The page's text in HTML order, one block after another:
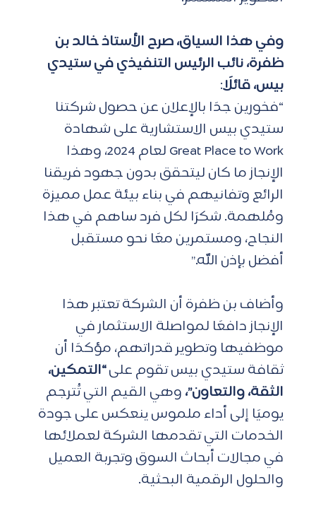
وفي هذا السياق، صرح الأستاذ خالد بن
ظفرة، نائب الرئيس التنفيذي في ستيدي
بيس، قائلًا:
“فخورين جدًا بالإعلان عن حصول شركتنا
ستيدي بيس الاستشارية على شهادة
Great Place to Work لعام 2024، وهذا
الإنجاز ما كان ليتحقق بدون جهود فريقنا
الرائع وتفانيهم في بناء بيئة عمل مميزة
ومُلهمة. شكرًا لكل فرد ساهم في هذا
النجاح، ومستمرين معًا نحو مستقبل
أفضل بإذن الله.”
وأضاف بن ظفرة أن الشركة تعتبر هذا
الإنجاز دافعًا لمواصلة الاستثمار في
موظفيها وتطوير قدراتهم، مؤكدًا أن
ثقافة ستيدي بيس تقوم على “التمكين،
الثقة، والتعاون”، وهي القيم التي تُترجم
يوميًا إلى أداء ملموس ينعكس على جودة
الخدمات التي تقدمها الشركة لعملائها
في مجالات أبحاث السوق وتجربة العميل
والحلول الرقمية البحثية.